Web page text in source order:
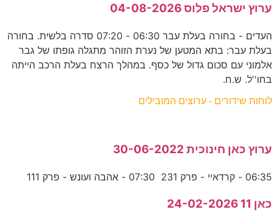
ערוץ ישראל פלוס 04-08-2026
העדים - בחורה בעלת עבר 06:30 - 07:20 סדרה בלשית. בחורה
בעלת עבר: בתא המטען של נערת הזוהר מתגלה גופתו של גבר
אלמוני עם סכום גדול של כסף. במהלך הרצח בעלת הרכב הייתה
בחו''ל. ש.ח.
לוחות שידורים - ערוצים המובילים
ערוץ כאן חינוכית 30-06-2022
06:35 - קרדאיי - פרק 231 07:30 - אהבה ועונש - פרק 111
כאן 11 24-02-2026